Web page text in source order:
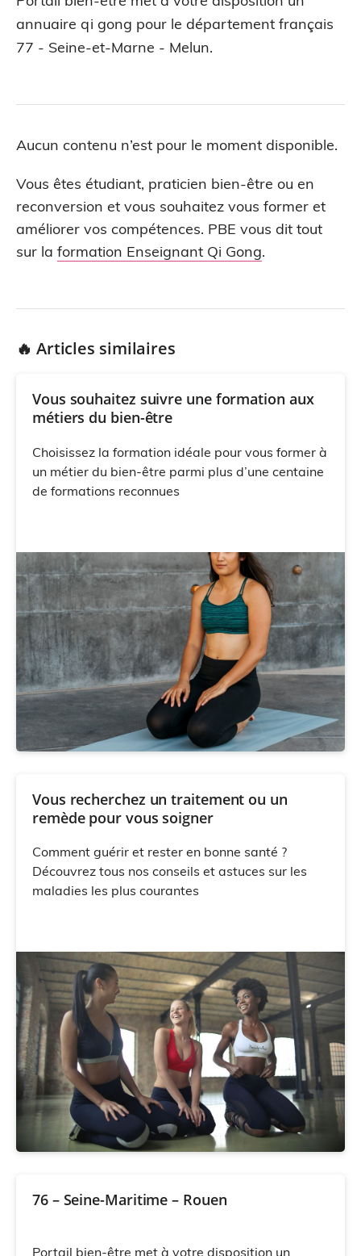
annuaire qi gong pour le département français
77 - Seine-et-Marne - Melun.
Aucun contenu n’est pour le moment disponible.
Vous êtes étudiant, praticien bien-être ou en
reconversion et vous souhaitez vous former et
améliorer vos compétences. PBE vous dit tout
sur la formation Enseignant Qi Gong.
🔥 Articles similaires
Vous souhaitez suivre une formation aux
métiers du bien-être
Choisissez la formation idéale pour vous former à
un métier du bien-être parmi plus d’une centaine
de formations reconnues
Vous recherchez un traitement ou un
remède pour vous soigner
Comment guérir et rester en bonne santé ?
Découvrez tous nos conseils et astuces sur les
maladies les plus courantes
76 – Seine-Maritime – Rouen
Portail bien-être met à votre disposition un